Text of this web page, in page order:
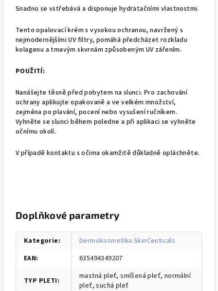
Snadno se vstřebává a disponuje hydratačními vlastnostmi.
Tento opalovací krém s vysokou ochranou, navržený s
nejmodernějšími UV filtry, pomáhá předcházet rozkladu
kolagenu a tmavým skvrnám způsobeným UV zářením.
POUŽITÍ:
Nanášejte těsně před pobytem na slunci. Pro zachování
ochrany aplikujte opakovaně a ve velkém množství,
zejména po plavání, pocení nebo vysušení ručníkem.
Vyhněte se slunci během poledne a při aplikaci se vyhněte
očnímu okolí.
V případě kontaktu s očima okamžitě důkladně opláchněte.
Doplňkové parametry
Kategorie:
Dermokosmetika SkinCeuticals
EAN: 635494349207
TYP PLETI:
mastná pleť, smíšená pleť, normální
pleť, suchá pleť